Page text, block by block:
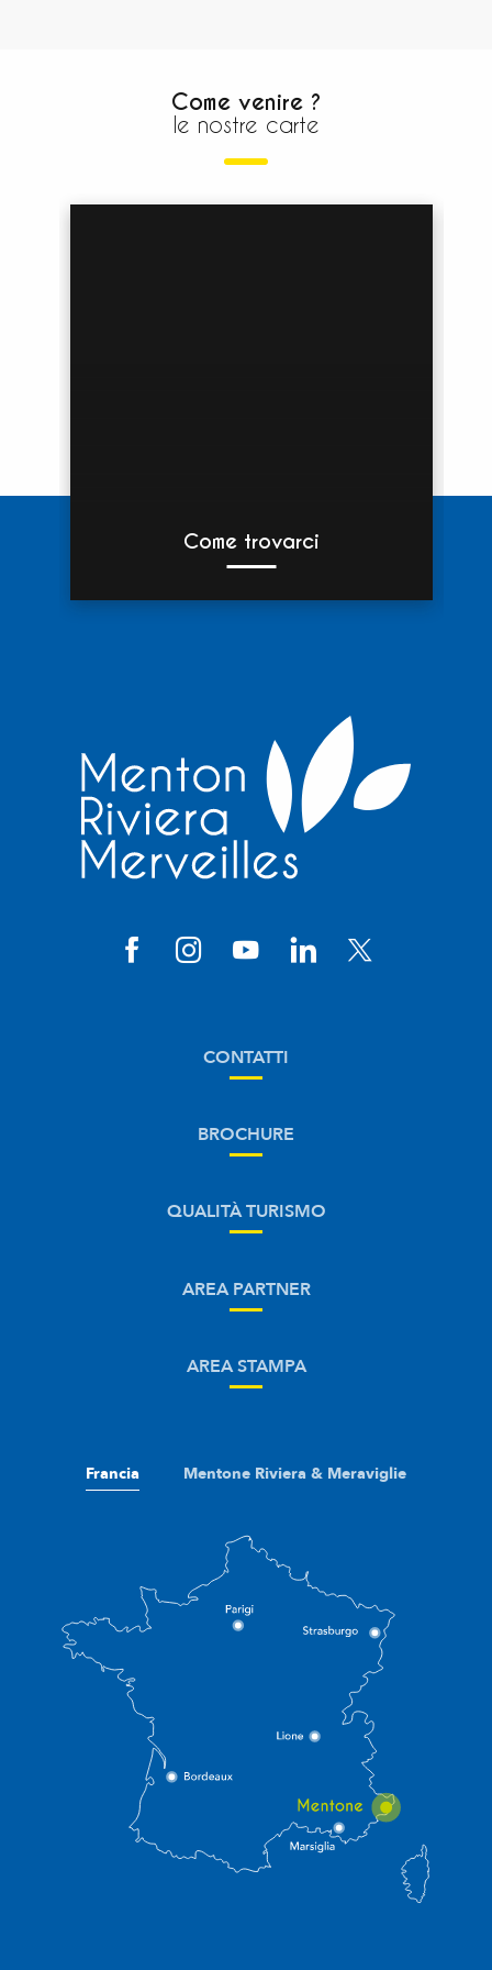
Come venire ?
le nostre carte
Come trovarci
CONTATTI
BROCHURE
QUALITÀ TURISMO
AREA PARTNER
AREA STAMPA
Francia Mentone Riviera & Meraviglie